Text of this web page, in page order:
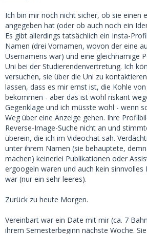
Ich bin mir noch nicht sicher, ob sie einen
angegeben hat (oder ob auch noch ein
Es gibt allerdings tatsächlich ein Insta-
Namen (drei Vornamen, wovon der eine
Usernamens war) und eine gleichnamige
Uni bei der Studierendenvertretung. Ich
versuchen, sie über die Uni zu
lassen, dass es mir ernst ist, die Kohle
bekommen - aber das ist wohl riskant
Gegenklage und ich müsste wohl - wenn
Weg über eine Anzeige gehen. Ihre
Reverse-Image-Suche nicht an und
überein, die ich im Videochat sah.
unter ihrem Namen (sie behauptete,
machen) keinerlei Publikationen oder
ergoogeln waren und auch kein sinnvolles
war (nur ein sehr leeres).
Zurück zu heute Morgen.
Vereinbart war ein Date mit mir (ca. 7
ihrem Semesterbeginn nächste Woche.